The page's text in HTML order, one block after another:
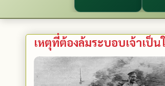
เหตุที่ต้องล้มระบอบเจ้าเป็